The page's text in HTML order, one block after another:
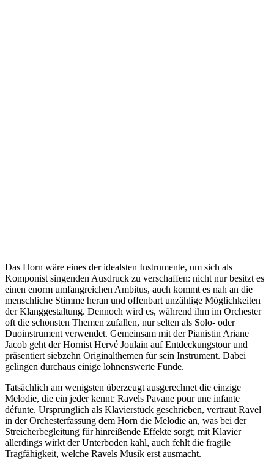
Das Horn wäre eines der idealsten Instrumente, um sich als
Komponist singenden Ausdruck zu verschaffen: nicht nur besitzt es
einen enorm umfangreichen Ambitus, auch kommt es nah an die
menschliche Stimme heran und offenbart unzählige Möglichkeiten
der Klanggestaltung. Dennoch wird es, während ihm im Orchester
oft die schönsten Themen zufallen, nur selten als Solo- oder
Duoinstrument verwendet. Gemeinsam mit der Pianistin Ariane
Jacob geht der Hornist Hervé Joulain auf Entdeckungstour und
präsentiert siebzehn Originalthemen für sein Instrument. Dabei
gelingen durchaus einige lohnenswerte Funde.
Tatsächlich am wenigsten überzeugt ausgerechnet die einzige
Melodie, die ein jeder kennt: Ravels Pavane pour une infante
défunte. Ursprünglich als Klavierstück geschrieben, vertraut Ravel
in der Orchesterfassung dem Horn die Melodie an, was bei der
Streicherbegleitung für hinreißende Effekte sorgt; mit Klavier
allerdings wirkt der Unterboden kahl, auch fehlt die fragile
Tragfähigkeit, welche Ravels Musik erst ausmacht.